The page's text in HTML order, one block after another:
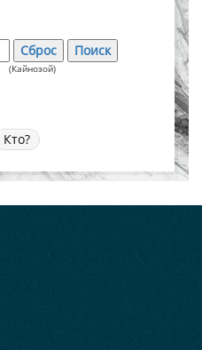
(Кайнозой)
Кто?